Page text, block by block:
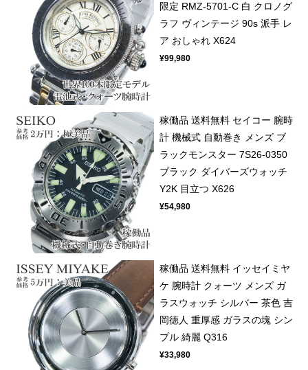
限定 RMZ-5701-C 白 クロノグ
ラフ ヴィンテージ 90s 派手 レ
ア おしゃれ X624
¥99,980
稼働品 送料無料 セイコー 腕時
計 機械式 自動巻き メンズ ブ
ラックモンスター 7S26-0350
ブラック ダイバーズウォッチ
Y2K 目立つ X626
¥54,980
稼働品 送料無料 イッセイミヤ
ケ 腕時計 クォーツ メンズ ガ
ラスウォッチ シルバー 茶色 吉
岡徳人 重厚感 ガラスの塊 シン
プル 綺麗 Q316
¥33,980